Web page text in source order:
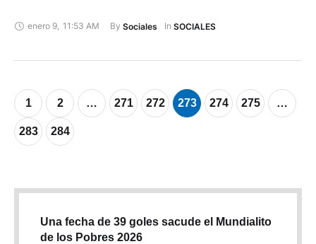
enero 9, 11:53 AM By Sociales In SOCIALES
1 2 … 271 272 273 274 275 …
283 284
Una fecha de 39 goles sacude el Mundialito
de los Pobres 2026